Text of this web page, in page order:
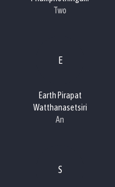
Two
E
Earth Pirapat
Watthanasetsiri
An
S